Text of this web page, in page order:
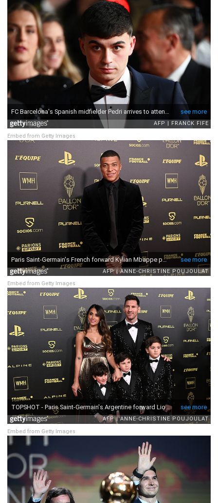
Embed from Getty Images
Embed from Getty Images
Embed from Getty Images